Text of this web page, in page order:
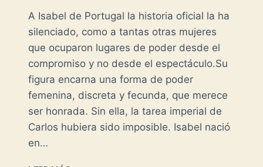
A Isabel de Portugal la historia oficial la ha
silenciado, como a tantas otras mujeres
que ocuparon lugares de poder desde el
compromiso y no desde el espectáculo.Su
figura encarna una forma de poder
femenina, discreta y fecunda, que merece
ser honrada. Sin ella, la tarea imperial de
Carlos hubiera sido imposible. Isabel nació
en…